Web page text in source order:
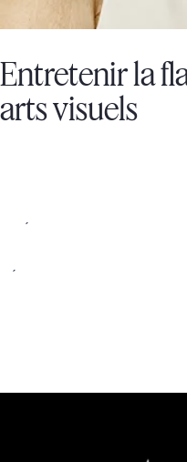
Entretenir la
arts visuels